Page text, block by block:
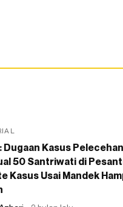
Dugaan Kasus Pelecehan
50 Santriwati di
Kasus Usai Mandek